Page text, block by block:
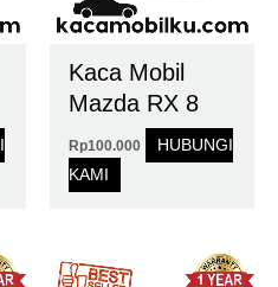
Kaca Mobil
Mazda RX 8
Rp100.000
HUBUNGI
KAMI